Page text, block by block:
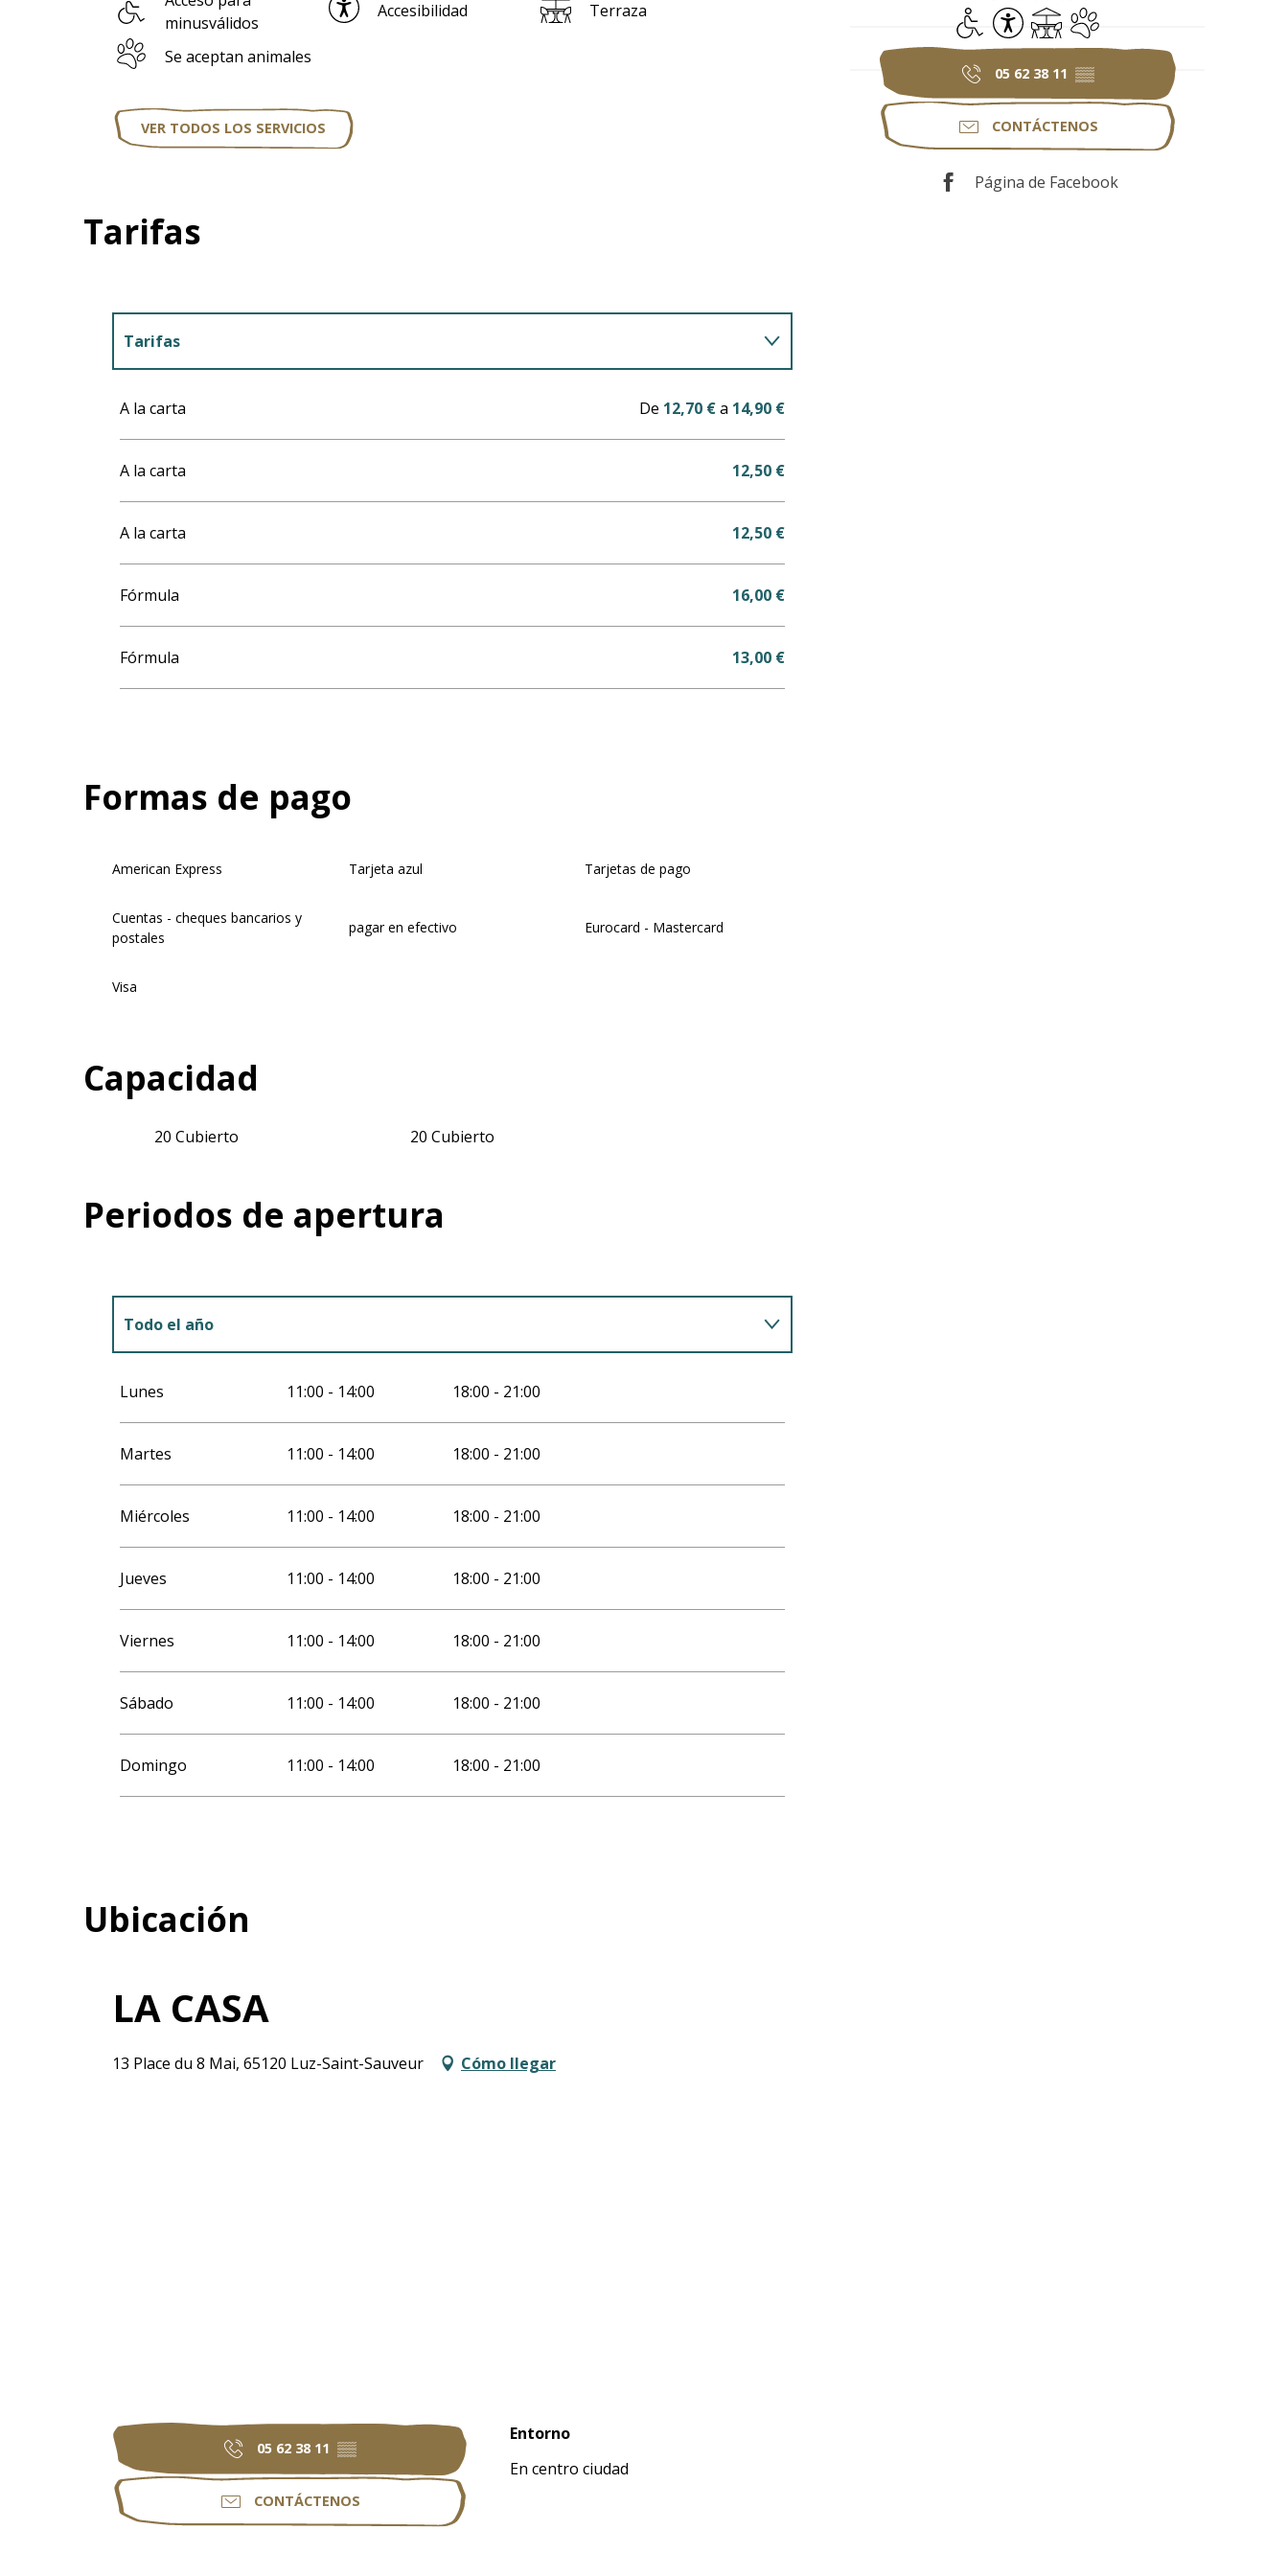
Acceso para minusválidos
Accesibilidad
TerrazaSe aceptan animales
05 62 38 11 ▒▒
CONTÁCTENOS
Página de Facebook
minusválidos
Accesibilidad Terraza
Se aceptan animales
VER TODOS LOS SERVICIOS
Tarifas
Tarifas
A la carta De 12,70 €a 14,90 €
A la carta 12,50 €
A la carta 12,50 €
Fórmula 16,00 €
Fórmula 13,00 €
Formas de pago
American Express Tarjeta azul Tarjetas de pago
Cuentas - cheques bancarios y
postales
pagar en efectivo Eurocard - Mastercard
Visa
Capacidad
20 Cubierto 20 Cubierto
Periodos de apertura
Todo el año
Lunes 11:00 - 14:00 18:00 - 21:00
Martes 11:00 - 14:00 18:00 - 21:00
Miércoles 11:00 - 14:00 18:00 - 21:00
Jueves 11:00 - 14:00 18:00 - 21:00
Viernes 11:00 - 14:00 18:00 - 21:00
Sábado 11:00 - 14:00 18:00 - 21:00
Domingo 11:00 - 14:00 18:00 - 21:00
Ubicación
LA CASA
13 Place du 8 Mai, 65120 Luz-Saint-Sauveur Cómo llegar
05 62 38 11 ▒▒
CONTÁCTENOS
Entorno
Entorno
En centro ciudad